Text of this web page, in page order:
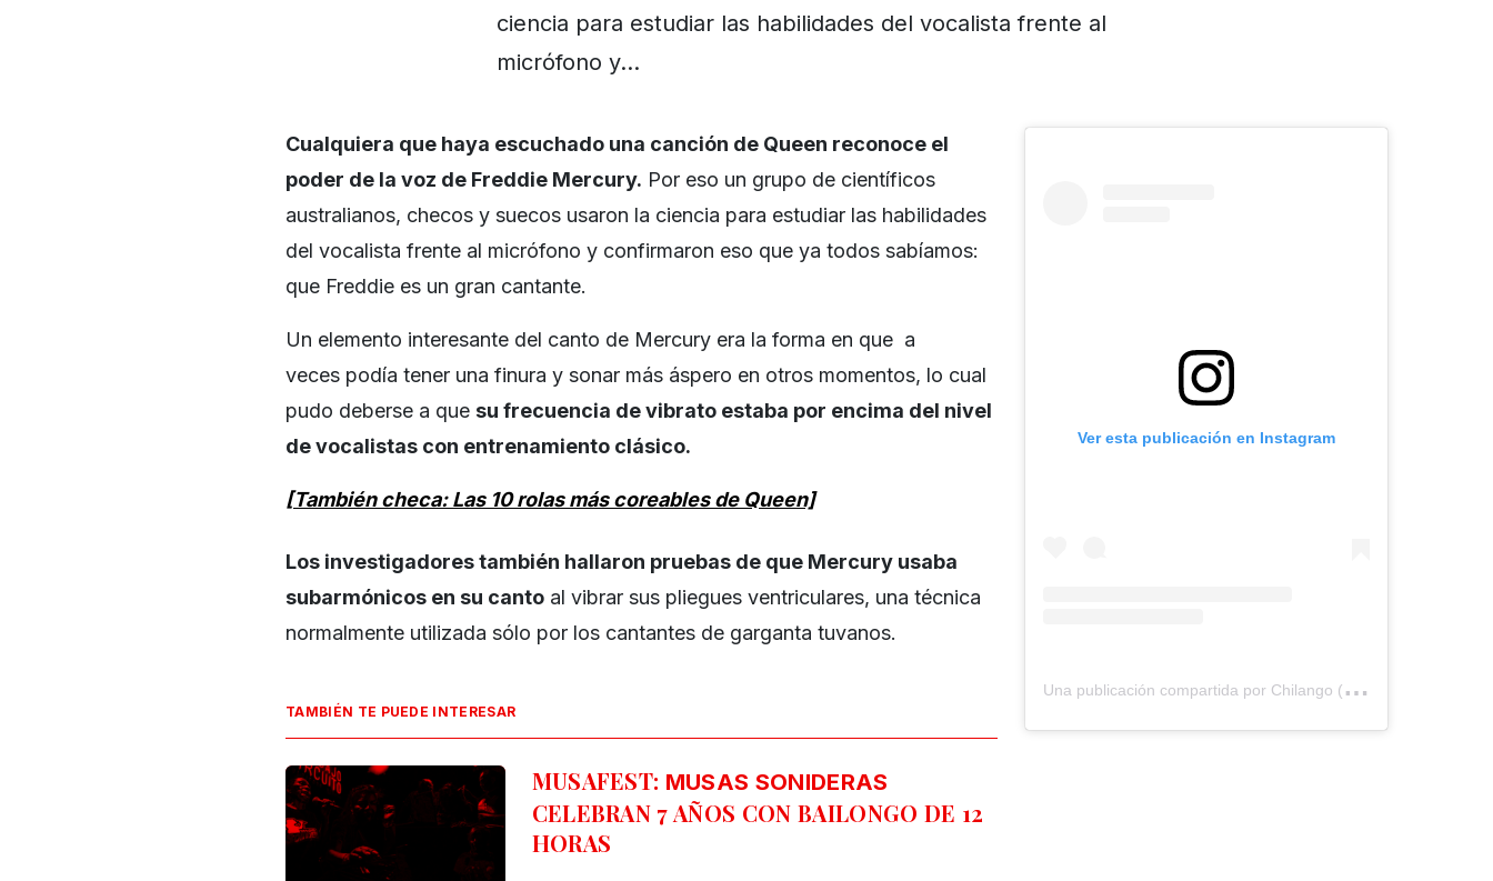
ciencia para estudiar las habilidades del vocalista frente al
micrófono y…
Cualquiera que haya escuchado una canción de Queen reconoce el
poder de la voz de Freddie Mercury. Por eso un grupo de científicos
australianos, checos y suecos usaron la ciencia para estudiar las habilidades
del vocalista frente al micrófono y confirmaron eso que ya todos sabíamos:
que Freddie es un gran cantante.
Un elemento interesante del canto de Mercury era la forma en que a
veces podía tener una finura y sonar más áspero en otros momentos, lo cual
pudo deberse a que su frecuencia de vibrato estaba por encima del nivel
de vocalistas con entrenamiento clásico.
[También checa: Las 10 rolas más coreables de Queen]
Los investigadores también hallaron pruebas de que Mercury usaba
subarmónicos en su canto al vibrar sus pliegues ventriculares, una técnica
normalmente utilizada sólo por los cantantes de garganta tuvanos.
TAMBIÉN TE PUEDE INTERESAR
MUSAFEST: MUSAS SONIDERAS
CELEBRAN 7 AÑOS CON BAILONGO DE 12
HORAS
Ver esta publicación en Instagram
U
na publicación compartida por Chilango (@chilangocom)